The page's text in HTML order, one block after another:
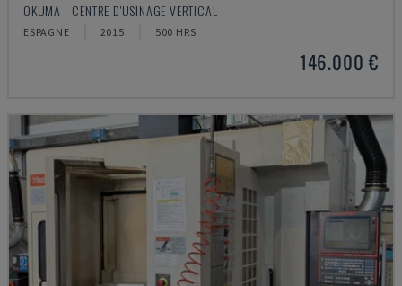
OKUMA - CENTRE D'USINAGE VERTICAL
ESPAGNE 2015 500 HRS
146.000 €